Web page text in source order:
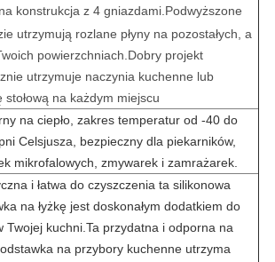
konstrukcja z 4 gniazdami.Podwyższone
utrzymują rozlane płyny na pozostałych, a
powierzchniach.Dobry projekt
utrzymuje naczynia kuchenne lub
stołową na każdym miejscu
na ciepło, zakres temperatur od -40 do
Celsjusza, bezpieczny dla piekarników,
mikrofalowych, zmywarek i zamrażarek.
i łatwa do czyszczenia ta silikonowa
na łyżkę jest doskonałym dodatkiem do
Twojej kuchni.Ta przydatna i odporna na
na przybory kuchenne utrzyma